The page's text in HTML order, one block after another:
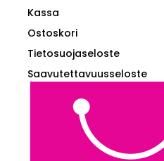
Kassa
Ostoskori
Tietosuojaseloste
Saavutettavuusseloste